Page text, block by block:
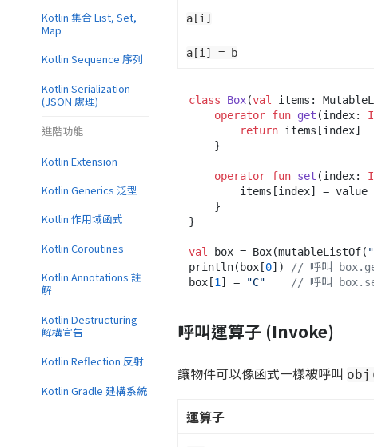
a[i]
a[i] = b
class Box(val
items:
operator fun get (index:
return items[index]
operator fun set (index:
}
val box = Box(mutableListOf(
println(box[0])
// 呼叫
box[1 ] = "C" // 呼叫
呼叫運算子 (Invoke)
讓物件可以像函式一樣被呼叫
運算子
Kotlin 集合 List, Set,
Map
Kotlin Sequence 序列
Kotlin Serialization
(JSON 處理)
進階功能
Kotlin Extension
Kotlin Generics 泛型
Kotlin 作用域函式
Kotlin Coroutines
Kotlin Annotations 註
解
Kotlin Destructuring
解構宣告
Kotlin Reflection 反射
Kotlin Gradle 建構系統